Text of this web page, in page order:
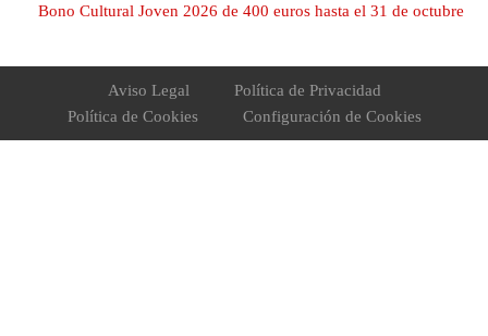
Bono Cultural Joven 2026 de 400 euros hasta el 31 de octubre
Aviso Legal
Política de Privacidad
Política de Cookies
Configuración de Cookies